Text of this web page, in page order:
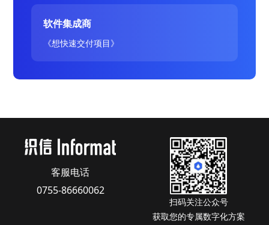
软件集成商
《想快速交付项目》
客服电话
0755-86660062
扫码关注公众号
获取您的专属数字化方案